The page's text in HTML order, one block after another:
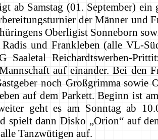
ab Samstag (01. September) ein
der Männer und
Oberligist Sonneborn
Radis und Frankleben (alle VL-
Saaletal Reichardtswerben-
auf einander. Bei den
noch Großgrimma sowie
auf dem Parkett. Beginn ist
geht es am Sonntag ab
spielt dann Disko „Orion“ auf
Tanzwütigen auf.